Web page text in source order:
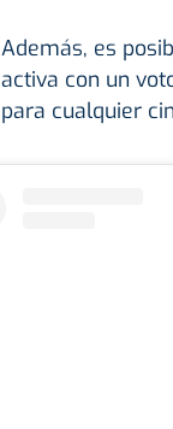
Además, es
activa con un
para cualquier